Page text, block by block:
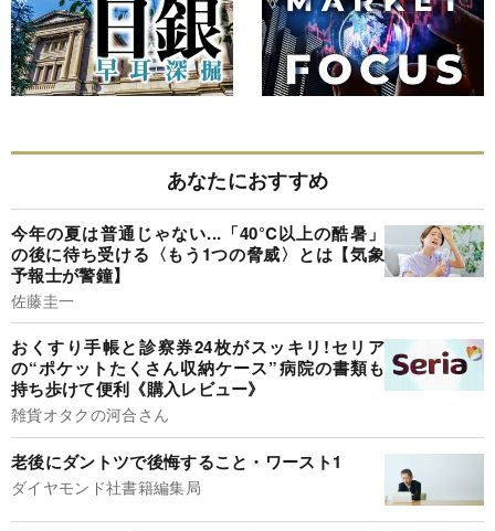
あなたにおすすめ
今年の夏は普通じゃない...「40°C以上の酷暑」
の後に待ち受ける〈もう1つの脅威〉とは【気象
予報士が警鐘】
佐藤圭一
おくすり手帳と診察券24枚がスッキリ!セリア
の“ポケットたくさん収納ケース”病院の書類も
持ち歩けて便利《購入レビュー》
雑貨オタクの河合さん
老後にダントツで後悔すること・ワースト1
ダイヤモンド社書籍編集局